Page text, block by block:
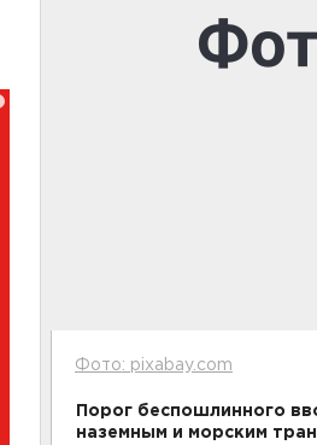
Фото: pixabay.com
Порог беспошлинного
наземным и морским